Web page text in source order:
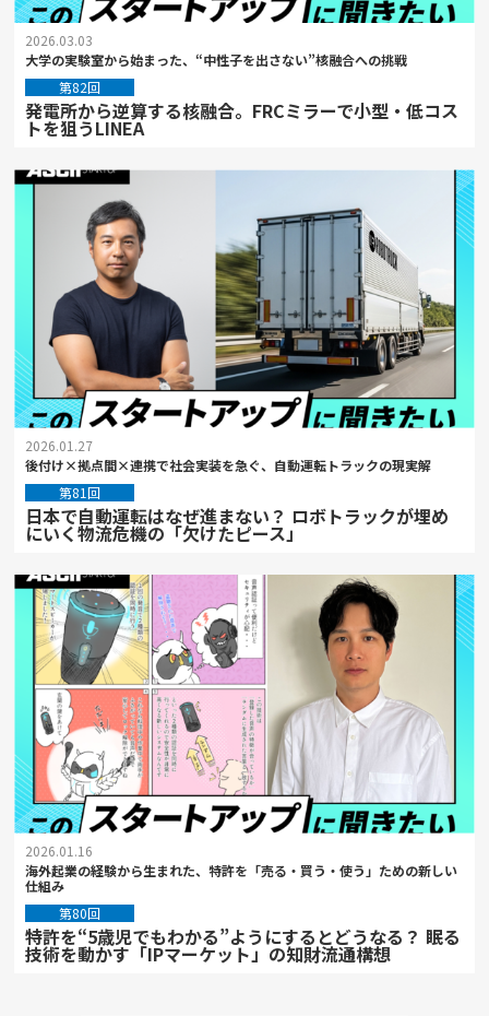
2026.03.03
大学の実験室から始まった、“中性子を出さない”核融合への挑戦
第82回
発電所から逆算する核融合。FRCミラーで小型・低コス
トを狙うLINEA
2026.01.27
後付け×拠点間×連携で社会実装を急ぐ、自動運転トラックの現実解
第81回
日本で自動運転はなぜ進まない？ ロボトラックが埋め
にいく物流危機の「欠けたピース」
2026.01.16
海外起業の経験から生まれた、特許を「売る・買う・使う」ための新しい
仕組み
第80回
特許を“5歳児でもわかる”ようにするとどうなる？ 眠る
技術を動かす「IPマーケット」の知財流通構想